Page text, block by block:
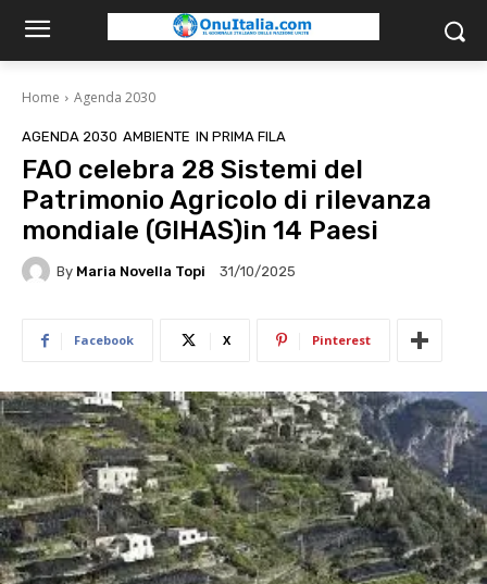
Home Agenda 2030
AGENDA 2030 AMBIENTE IN PRIMA FILA
FAO celebra 28 Sistemi del
Patrimonio Agricolo di rilevanza
mondiale (GIHAS)in 14 Paesi
By Maria Novella Topi 31/10/2025
Facebook X Pinterest